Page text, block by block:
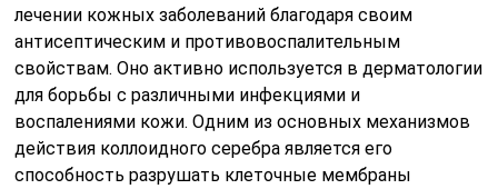
лечении кожных заболеваний благодаря своим
антисептическим и противовоспалительным
свойствам. Оно активно используется в дерматологии
для борьбы с различными инфекциями и
воспалениями кожи. Одним из основных механизмов
действия коллоидного серебра является его
способность разрушать клеточные мембраны